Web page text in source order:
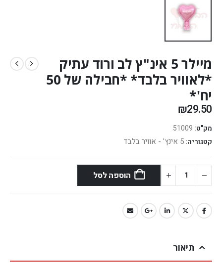
מיילר 5 אינ"ץ לב ורוד עתיק
*לאוויר בלבד* *חבילה של 50
יח'*
₪29.50
מק"ט: 51009
קטגוריה: 5 אינץ' - אוויר בלבד
הוספה לסל
תיאור